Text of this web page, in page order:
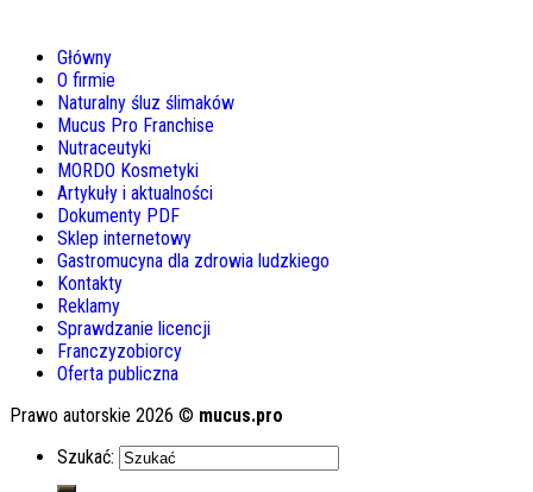
Główny
O firmie
Naturalny śluz ślimaków
Mucus Pro Franchise
Nutraceutyki
MORDO Kosmetyki
Artykuły i aktualności
Dokumenty PDF
Sklep internetowy
Gastromucyna dla zdrowia ludzkiego
Kontakty
Reklamy
Sprawdzanie licencji
Franczyzobiorcy
Oferta publiczna
Prawo autorskie 2026 © mucus.pro
Szukać: